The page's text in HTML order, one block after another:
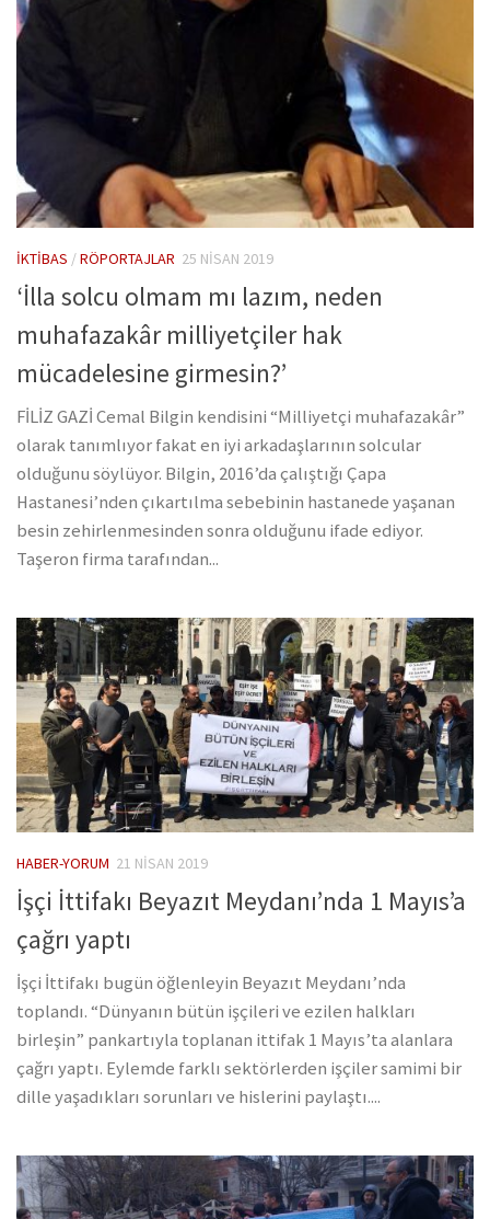
İKTIBAS /RÖPORTAJLAR 25 NISAN 2019
‘İlla solcu olmam mı lazım, neden
muhafazakâr milliyetçiler hak
mücadelesine girmesin?’
FİLİZ GAZİ Cemal Bilgin kendisini “Milliyetçi muhafazakâr”
olarak tanımlıyor fakat en iyi arkadaşlarının solcular
olduğunu söylüyor. Bilgin, 2016’da çalıştığı Çapa
Hastanesi’nden çıkartılma sebebinin hastanede yaşanan
besin zehirlenmesinden sonra olduğunu ifade ediyor.
Taşeron firma tarafından...
HABER-YORUM 21 NISAN 2019
İşçi İttifakı Beyazıt Meydanı’nda 1 Mayıs’a
çağrı yaptı
İşçi İttifakı bugün öğlenleyin Beyazıt Meydanı’nda
toplandı. “Dünyanın bütün işçileri ve ezilen halkları
birleşin” pankartıyla toplanan ittifak 1 Mayıs’ta alanlara
çağrı yaptı. Eylemde farklı sektörlerden işçiler samimi bir
dille yaşadıkları sorunları ve hislerini paylaştı....